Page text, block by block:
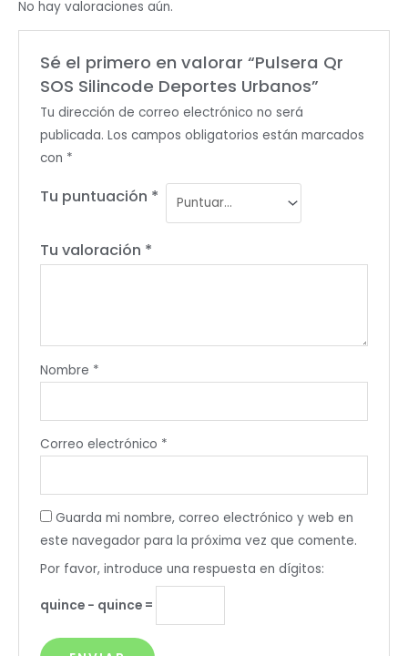
No hay valoraciones aún.
Sé el primero en valorar “Pulsera Qr
SOS Silincode Deportes Urbanos”
Tu dirección de correo electrónico no será
publicada. Los campos obligatorios están marcados
con *
Tu puntuación *
Tu valoración *
Nombre *
Correo electrónico *
Guarda mi nombre, correo electrónico y web en
este navegador para la próxima vez que comente.
Por favor, introduce una respuesta en dígitos:
quince − quince =